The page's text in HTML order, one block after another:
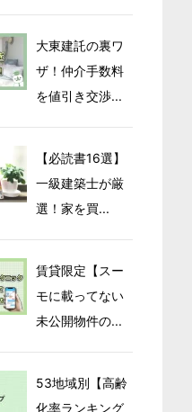
大東建託の裏ワ
ザ！仲介手数料
を値引き交渉...
【必読書16選】
一級建築士が厳
選！家を買...
賃貸限定【スー
モに載ってない
未公開物件の...
53地域別【高齢
化率ランキング